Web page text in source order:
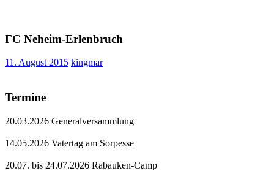
FC Neheim-Erlenbruch
11. August 2015 kingmar
Termine
20.03.2026 Generalversammlung
14.05.2026 Vatertag am Sorpesse
20.07. bis 24.07.2026 Rabauken-Camp